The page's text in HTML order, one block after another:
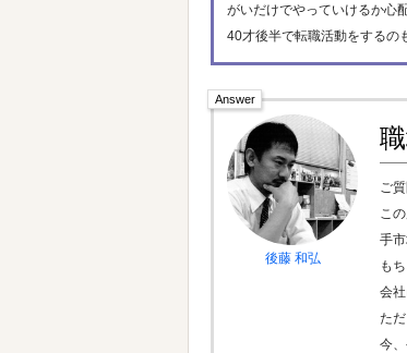
がいだけでやっていけるか心配
40才後半で転職活動をするの
後藤 和弘
ご
こ
手
も
会
た
今